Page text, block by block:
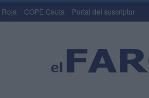
Roja COPE Ceuta Portal del suscriptor